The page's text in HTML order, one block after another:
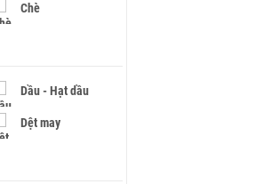
Chè
Dầu - Hạt dầu
Dệt may